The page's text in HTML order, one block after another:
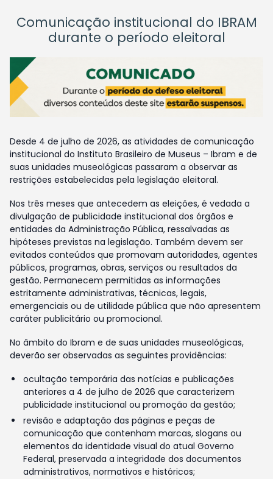
Comunicação institucional do IBRAM
durante o período eleitoral
Desde 4 de julho de 2026, as atividades de comunicação
institucional do Instituto Brasileiro de Museus – Ibram e de
suas unidades museológicas passaram a observar as
restrições estabelecidas pela legislação eleitoral.
Nos três meses que antecedem as eleições, é vedada a
divulgação de publicidade institucional dos órgãos e
entidades da Administração Pública, ressalvadas as
hipóteses previstas na legislação. Também devem ser
evitados conteúdos que promovam autoridades, agentes
públicos, programas, obras, serviços ou resultados da
gestão. Permanecem permitidas as informações
estritamente administrativas, técnicas, legais,
emergenciais ou de utilidade pública que não apresentem
caráter publicitário ou promocional.
No âmbito do Ibram e de suas unidades museológicas,
deverão ser observadas as seguintes providências:
ocultação temporária das notícias e publicações
anteriores a 4 de julho de 2026 que caracterizem
publicidade institucional ou promoção da gestão;
revisão e adaptação das páginas e peças de
comunicação que contenham marcas, slogans ou
elementos da identidade visual do atual Governo
Federal, preservada a integridade dos documentos
administrativos, normativos e históricos;